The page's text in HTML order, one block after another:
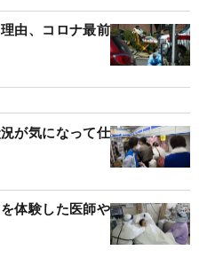
由、コロナ最前
が気になって仕
体験した医師や